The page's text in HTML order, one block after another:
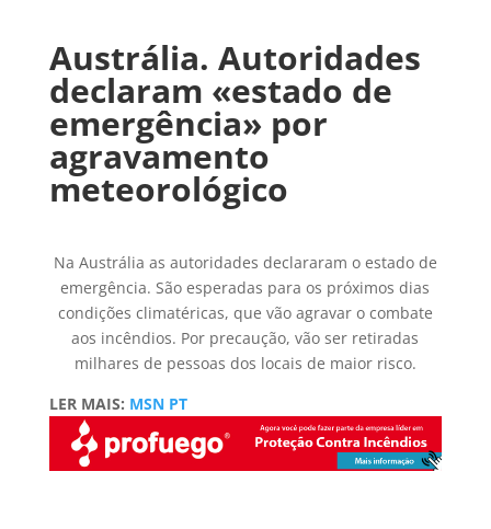
Austrália. Autoridades
declaram «estado de
emergência» por
agravamento
meteorológico
Na Austrália as autoridades declararam o estado de
emergência. São esperadas para os próximos dias
condições climatéricas, que vão agravar o combate
aos incêndios. Por precaução, vão ser retiradas
milhares de pessoas dos locais de maior risco.
LER MAIS: MSN PT